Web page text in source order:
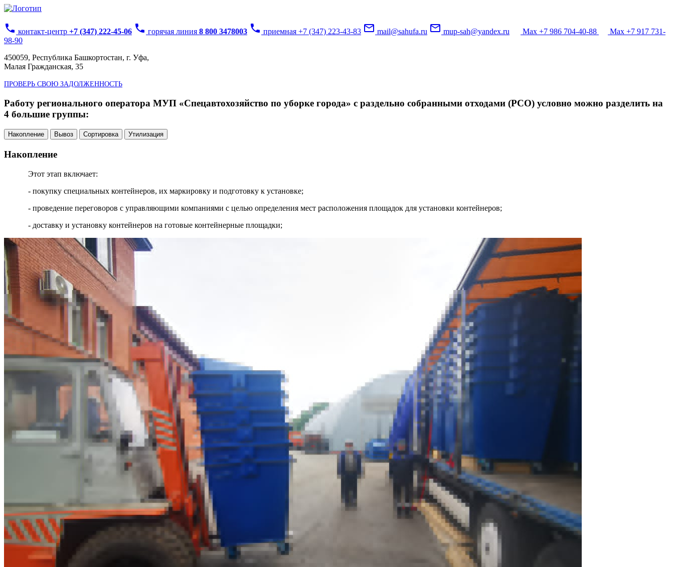
phone контакт-центр +7 (347) 222-45-06 phone горячая линия 8 800 3478003 phone приемная +7 (347) 223-43-83 mail_outline mail@sahufa.ru mail_outline mup-sah@yandex.ru Max +7 986 704-40-88
Max +7 917 731-
98-90
450059, Республика Башкортостан, г. Уфа,
Малая Гражданская, 35
ПРОВЕРЬ СВОЮ ЗАДОЛЖЕННОСТЬ
Работу регионального оператора МУП «Спецавтохозяйство по уборке города» с раздельно собранными отходами (РСО) условно можно разделить на
4 большие группы:
Накопление Вывоз Сортировка Утилизация
Накопление
Этот этап включает:
- покупку специальных контейнеров, их маркировку и подготовку к установке;
- проведение переговоров с управляющими компаниями с целью определения мест расположения площадок для установки контейнеров;
- доставку и установку контейнеров на готовые контейнерные площадки;